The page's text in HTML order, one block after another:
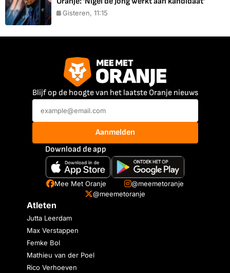
Gisteren, 11:15
Blijf op de hoogte van het laatste Oranje nieuws
Aanmelden
Download de app
Mee Met Oranje
@meemetoranje
@meemetoranje
Atleten
Jutta Leerdam
Max Verstappen
Femke Bol
Mathieu van der Poel
Rico Verhoeven